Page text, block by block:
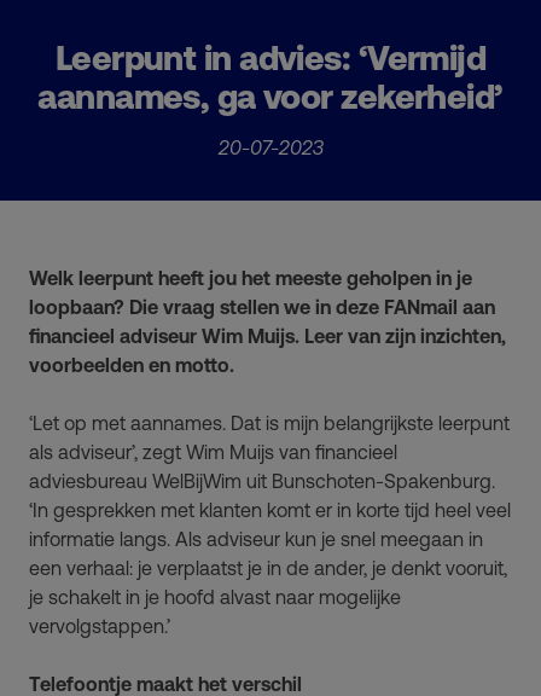
Leerpunt in advies: ‘Vermijd
aannames, ga voor zekerheid’
20-07-2023
Welk leerpunt heeft jou het meeste geholpen in je
loopbaan? Die vraag stellen we in deze FANmail aan
financieel adviseur Wim Muijs. Leer van zijn inzichten,
voorbeelden en motto.
‘Let op met aannames. Dat is mijn belangrijkste leerpunt
als adviseur’, zegt Wim Muijs van financieel
adviesbureau WelBijWim uit Bunschoten-Spakenburg.
‘In gesprekken met klanten komt er in korte tijd heel veel
informatie langs. Als adviseur kun je snel meegaan in
een verhaal: je verplaatst je in de ander, je denkt vooruit,
je schakelt in je hoofd alvast naar mogelijke
vervolgstappen.’
Telefoontje maakt het verschil